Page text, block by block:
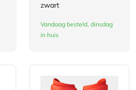
zwart
Vandaag besteld, dinsdag
in huis